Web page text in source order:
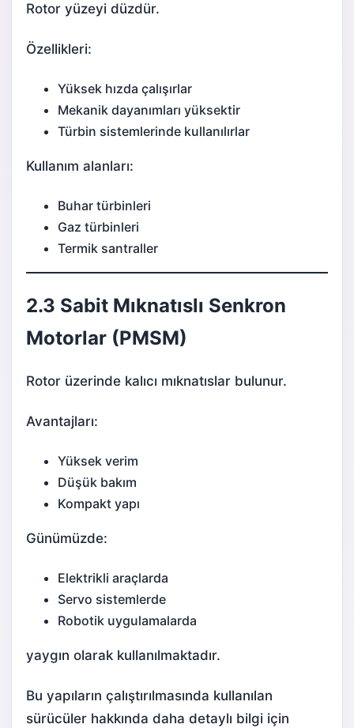
Rotor yüzeyi düzdür.
Özellikleri:
Yüksek hızda çalışırlar
Mekanik dayanımları yüksektir
Türbin sistemlerinde kullanılırlar
Kullanım alanları:
Buhar türbinleri
Gaz türbinleri
Termik santraller
2.3 Sabit Mıknatıslı Senkron
Motorlar (PMSM)
Rotor üzerinde kalıcı mıknatıslar bulunur.
Avantajları:
Yüksek verim
Düşük bakım
Kompakt yapı
Günümüzde:
Elektrikli araçlarda
Servo sistemlerde
Robotik uygulamalarda
yaygın olarak kullanılmaktadır.
Bu yapıların çalıştırılmasında kullanılan
sürücüler hakkında daha detaylı bilgi için